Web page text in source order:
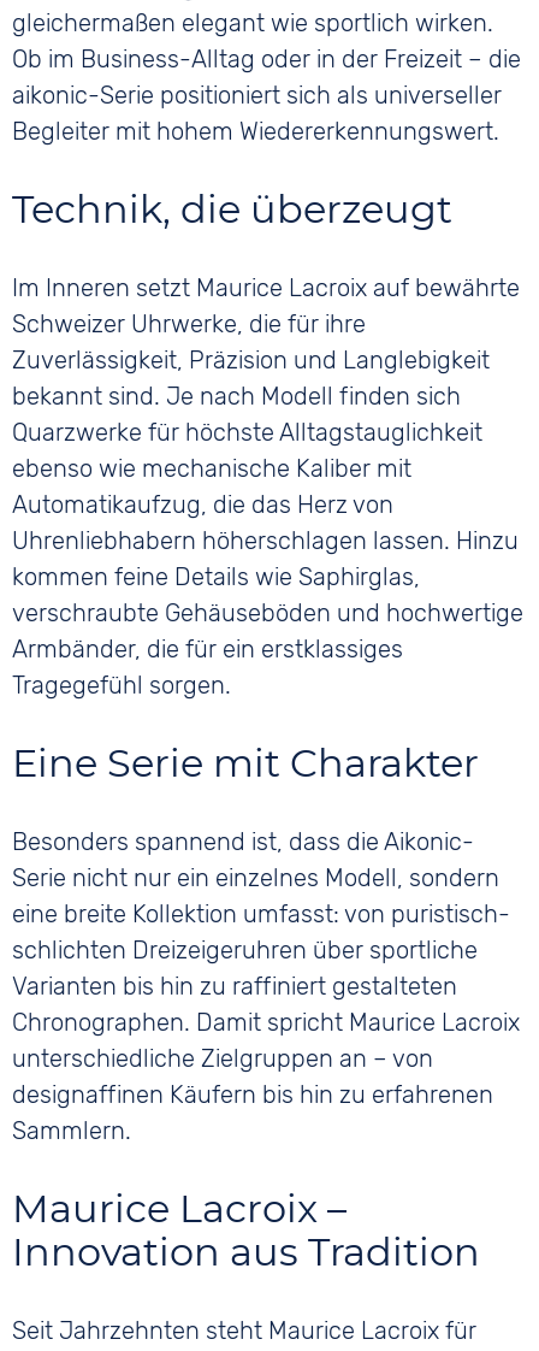
gleichermaßen elegant wie sportlich wirken.
Ob im Business-Alltag oder in der Freizeit – die
aikonic-Serie positioniert sich als universeller
Begleiter mit hohem Wiedererkennungswert.
Technik, die überzeugt
Im Inneren setzt Maurice Lacroix auf bewährte
Schweizer Uhrwerke, die für ihre
Zuverlässigkeit, Präzision und Langlebigkeit
bekannt sind. Je nach Modell finden sich
Quarzwerke für höchste Alltagstauglichkeit
ebenso wie mechanische Kaliber mit
Automatikaufzug, die das Herz von
Uhrenliebhabern höherschlagen lassen. Hinzu
kommen feine Details wie Saphirglas,
verschraubte Gehäuseböden und hochwertige
Armbänder, die für ein erstklassiges
Tragegefühl sorgen.
Eine Serie mit Charakter
Besonders spannend ist, dass die Aikonic-
Serie nicht nur ein einzelnes Modell, sondern
eine breite Kollektion umfasst: von puristisch-
schlichten Dreizeigeruhren über sportliche
Varianten bis hin zu raffiniert gestalteten
Chronographen. Damit spricht Maurice Lacroix
unterschiedliche Zielgruppen an – von
designaffinen Käufern bis hin zu erfahrenen
Sammlern.
Maurice Lacroix –
Innovation aus Tradition
Seit Jahrzehnten steht Maurice Lacroix für